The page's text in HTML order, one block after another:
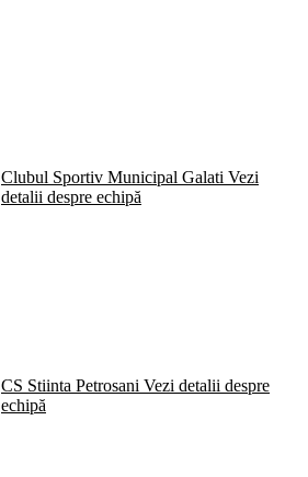
Clubul Sportiv Municipal Galati Vezi
detalii despre echipă
CS Stiinta Petrosani Vezi detalii despre
echipă